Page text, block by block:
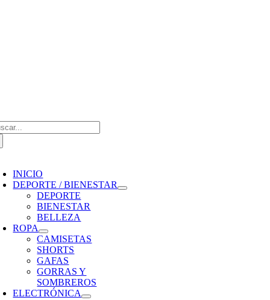
INICIO
DEPORTE / BIENESTAR
DEPORTE
BIENESTAR
BELLEZA
ROPA
CAMISETAS
SHORTS
GAFAS
GORRAS Y
SOMBREROS
ELECTRÓNICA